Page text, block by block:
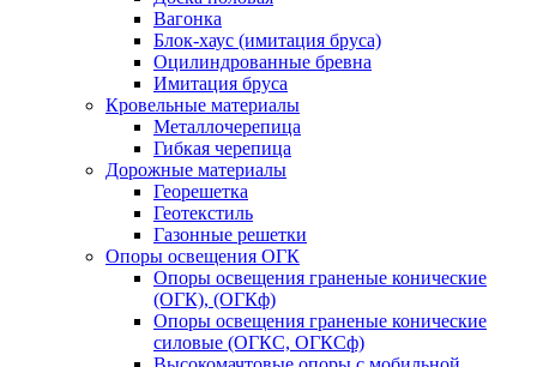
Вагонка
Блок-хаус (имитация бруса)
Оцилиндрованные бревна
Имитация бруса
Кровельные материалы
Металлочерепица
Гибкая черепица
Дорожные материалы
Георешетка
Геотекстиль
Газонные решетки
Опоры освещения ОГК
Опоры освещения граненые конические
(ОГК), (ОГКф)
Опоры освещения граненые конические
силовые (ОГКС, ОГКСф)